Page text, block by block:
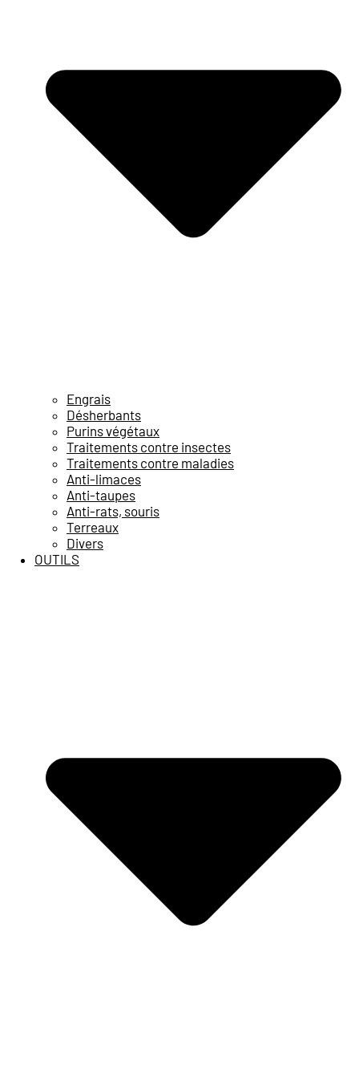
Engrais
Désherbants
Purins végétaux
Traitements contre insectes
Traitements contre maladies
Anti-limaces
Anti-taupes
Anti-rats, souris
Terreaux
Divers
OUTILS